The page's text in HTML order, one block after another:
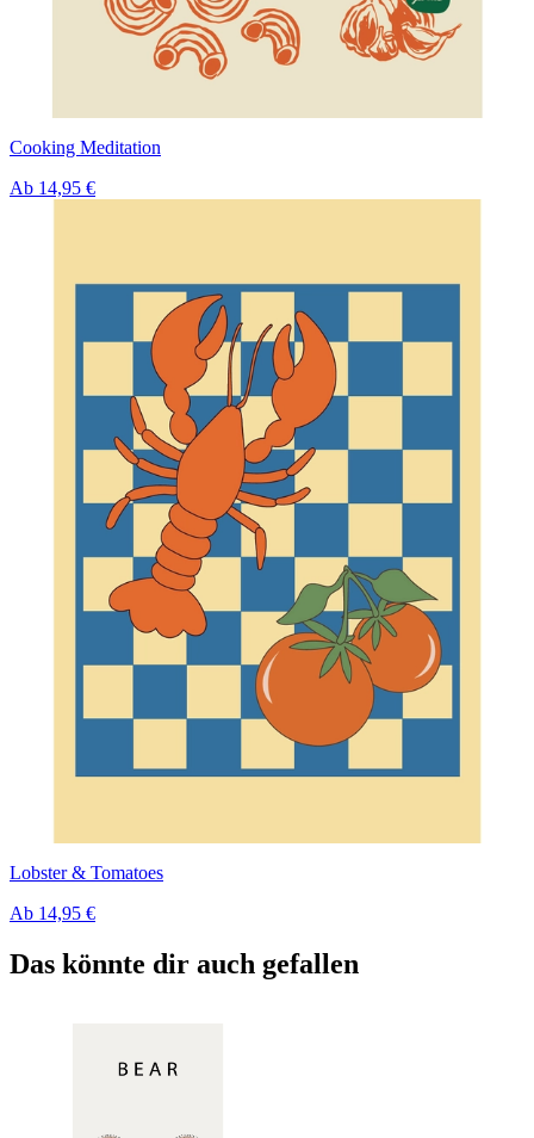
Cooking Meditation
Ab 14,95 €
Lobster & Tomatoes
Ab 14,95 €
Das könnte dir auch gefallen